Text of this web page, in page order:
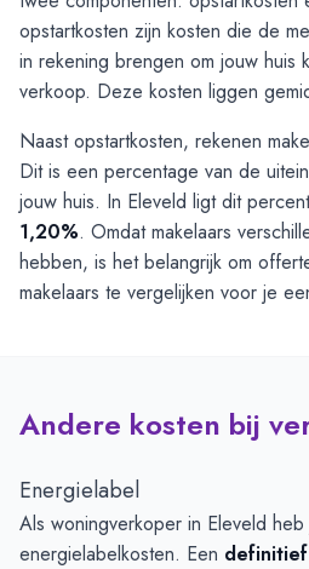
opstartkosten zijn kosten die de
in rekening brengen om jouw huis
verkoop. Deze kosten liggen
Naast opstartkosten, rekenen
Dit is een percentage van de
jouw huis. In Eleveld ligt dit
1,20%. Omdat makelaars
hebben, is het belangrijk om
makelaars te vergelijken voor je
Andere kosten bij
Energielabel
Als woningverkoper in Eleveld
energielabelkosten. Een